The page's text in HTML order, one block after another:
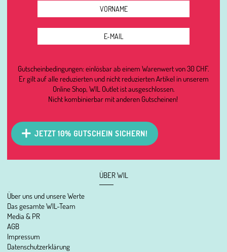
ÜBER WIL
Über uns und unsere Werte
Das gesamte WIL-Team
Media & PR
AGB
Impressum
Datenschutzerklärung
Gutscheinbedingungen: einlösbar ab einem Warenwert von 30 CHF.
Er gilt auf alle reduzierten und nicht reduzierten Artikel in unserem
Online Shop, WIL Outlet ist ausgeschlossen.
Nicht kombinierbar mit anderen Gutscheinen!
JETZT 10% GUTSCHEIN SICHERN!